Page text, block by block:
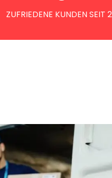
ZUFRIEDENE KUNDEN SEIT